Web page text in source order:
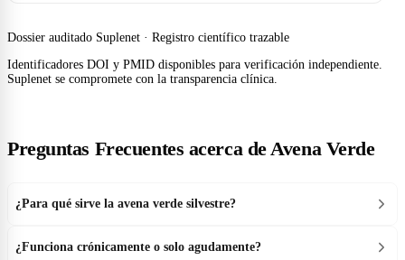
Dossier auditado Suplenet · Registro científico trazable
Identificadores DOI y PMID disponibles para verificación independiente.
Suplenet se compromete con la transparencia clínica.
Preguntas Frecuentes acerca de Avena Verde
¿Para qué sirve la avena verde silvestre?
¿Funciona crónicamente o solo agudamente?